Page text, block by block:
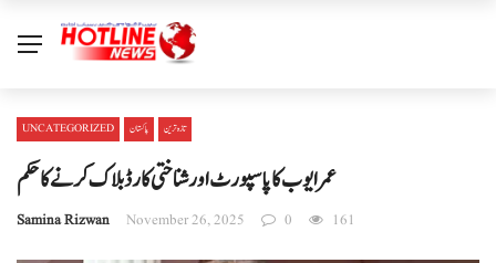
UNCATEGORIZED پاکستان تازہ ترین
عمر ایوب کا پاسپورٹ اور شناختی کارڈ بلاک کرنے کا حکم
Samina Rizwan November 26, 2025 0 161